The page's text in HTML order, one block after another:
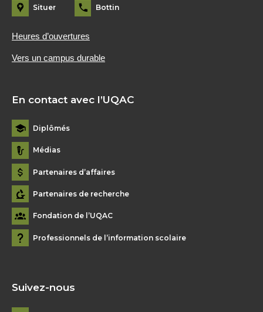
Situer Bottin
Heures d’ouvertures
Vers un campus durable
En contact avec l’UQAC
Diplômés
Médias
Partenaires d’affaires
Partenaires de recherche
Fondation de l’UQAC
Professionnels de l’information scolaire
Suivez-nous